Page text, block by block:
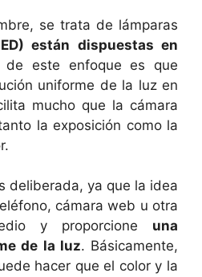
se trata de lámparas
están dispuestas en
este enfoque es que
uniforme de la luz en
mucho que la cámara
la exposición como la
deliberada, ya que la idea
cámara web u otra
y proporcione una
de la luz. Básicamente,
hacer que el color y la